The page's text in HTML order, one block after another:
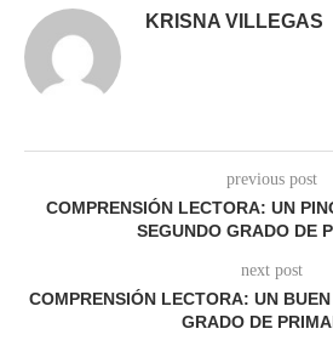
KRISNA VILLEGAS
previous post
COMPRENSIÓN LECTORA: UN
SEGUNDO GRADO DE
next post
COMPRENSIÓN LECTORA: UN
GRADO DE